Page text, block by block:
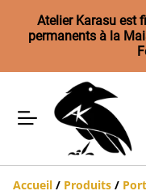
Atelier Karasu est
permanents à la
Accueil / Produits /